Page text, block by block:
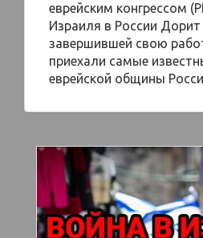
еврейским конгрессом
Израиля в России Дорит
завершившей свою
приехали самые
еврейской общины